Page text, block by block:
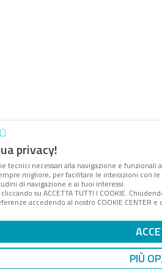
privacy!
tecnici necessari alla navigazione e
migliore, per facilitare le interazioni con
di navigazione e ai tuoi interessi.
su ACCETTA TUTTI I COOKIE.
accedendo al nostro COOKIE
PIÙ